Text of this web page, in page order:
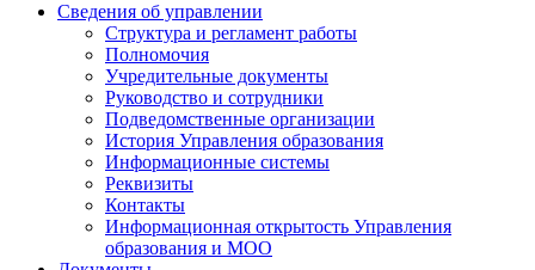
Сведения об управлении
Структура и регламент работы
Полномочия
Учредительные документы
Руководство и сотрудники
Подведомственные организации
История Управления образования
Информационные системы
Реквизиты
Контакты
Информационная открытость Управления
образования и МОО